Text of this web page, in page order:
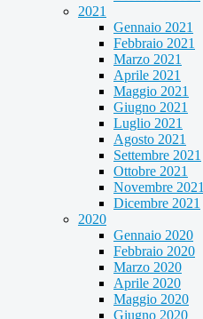
2021
Gennaio 2021
Febbraio 2021
Marzo 2021
Aprile 2021
Maggio 2021
Giugno 2021
Luglio 2021
Agosto 2021
Settembre 2021
Ottobre 2021
Novembre 2021
Dicembre 2021
2020
Gennaio 2020
Febbraio 2020
Marzo 2020
Aprile 2020
Maggio 2020
Giugno 2020